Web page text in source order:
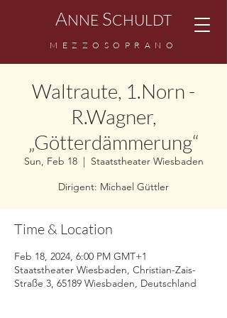
ANNE SCHULDT
MEZZOSOPRANO
Waltraute, 1.Norn -
R.Wagner,
„Götterdämmerung“
Sun, Feb 18
  |
Staatstheater Wiesbaden
Dirigent: Michael Güttler
Time & Location
Feb 18, 2024, 6:00 PM GMT+1
Staatstheater Wiesbaden, Christian-Zais-
Straße 3, 65189 Wiesbaden, Deutschland